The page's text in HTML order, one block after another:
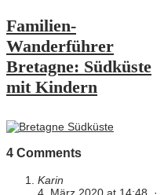
Familien-
Wanderführer
Bretagne: Südküste
mit Kindern
4 Comments
Karin
4. März 2020 at 14:48 ·